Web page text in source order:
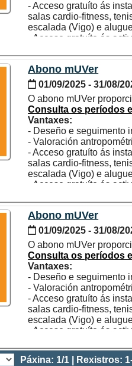
- Acceso gratuíto ás
salas cardio-fitness,
escalada (Vigo) e
- Acceso gratuíto ás
- 20 % de desconto
medio natural.
Abono mUVer
01/09/2025 - 31/08/
O abono mUVer
Consulta os períodos
Vantaxes:
- Deseño e seguimento
- Valoración
- Acceso gratuíto ás
salas cardio-fitness,
escalada (Vigo) e
- Acceso gratuíto ás
- 20 % de desconto
medio natural.
Abono mUVer
01/09/2025 - 31/08/
O abono mUVer
Consulta os períodos
Vantaxes:
- Deseño e seguimento
- Valoración
- Acceso gratuíto ás
salas cardio-fitness,
escalada (Vigo) e
- Acceso gratuíto ás
- 20 % de desconto
medio natural.
Páxina: 1/1 | Rexistros: